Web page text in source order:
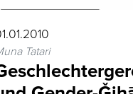
Tatari